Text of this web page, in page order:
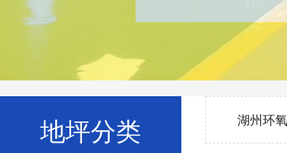
地坪分类 湖州环